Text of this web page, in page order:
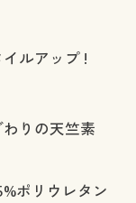
ルアップ !
りの天竺素
ポリウレタン